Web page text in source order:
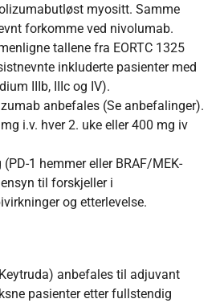
myositt. Samme
forkomme ved nivolumab.
tallene fra EORTC 1325
inkluderte pasienter med
IIIb, IIIc og IV).
anbefales (Se anbefalinger).
i.v. hver 2. uke eller 400 mg iv
1 hemmer eller BRAF/MEK-
til forskjeller i
og etterlevelse.
anbefales til adjuvant
pasienter etter fullstendig